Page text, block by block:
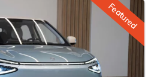
Featured